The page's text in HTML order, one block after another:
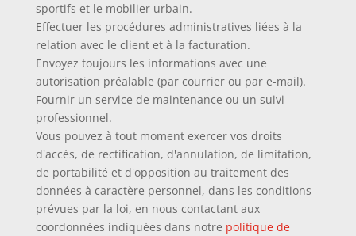
sportifs et le mobilier urbain.
Effectuer les procédures administratives liées à la
relation avec le client et à la facturation.
Envoyez toujours les informations avec une
autorisation préalable (par courrier ou par e-mail).
Fournir un service de maintenance ou un suivi
professionnel.
Vous pouvez à tout moment exercer vos droits
d'accès, de rectification, d'annulation, de limitation,
de portabilité et d'opposition au traitement des
données à caractère personnel, dans les conditions
prévues par la loi, en nous contactant aux
coordonnées indiquées dans notre politique de